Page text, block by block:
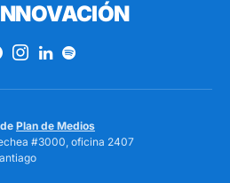
Plan de Medios
#3000, oficina 2407